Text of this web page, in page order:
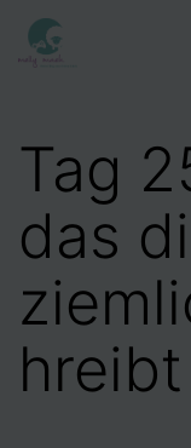
Zum
Inhalt
Tag
das
hreibt